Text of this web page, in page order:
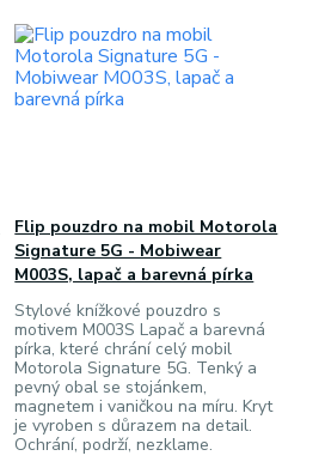
Flip pouzdro na mobil Motorola
Signature 5G - Mobiwear
M003S, lapač a barevná pírka
Stylové knížkové pouzdro s
motivem M003S Lapač a barevná
pírka, které chrání celý mobil
Motorola Signature 5G. Tenký a
pevný obal se stojánkem,
magnetem i vaničkou na míru. Kryt
je vyroben s důrazem na detail.
Ochrání, podrží, nezklame.